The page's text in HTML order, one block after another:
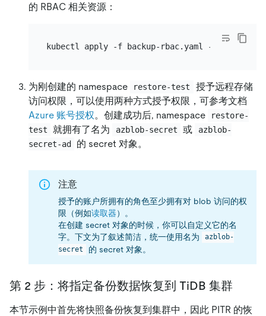
的 RBAC 相关资源：
为刚创建的 namespace restore-test
授予远程存储
访问权限，可以使用两种方式授予权限，可参考文档
Azure 账号授权。创建成功后, namespace
restore-
test
就拥有了名为 azblob-secret 或
azblob-
secret-ad
的 secret 对象。
注意
授予的账户所拥有的角色至少拥有对 blob 访问的权
限（例如读取器）。
在创建 secret 对象的时候，你可以自定义它的名
字。下文为了叙述简洁，统一使用名为
azblob-
secret
的 secret 对象。
第 2 步：将指定备份数据恢复到 TiDB 集群
本节示例中首先将快照备份恢复到集群中，因此 PITR 的恢